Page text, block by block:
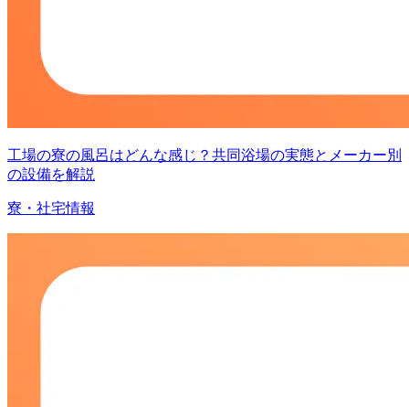
工場の寮の風呂はどんな感じ？共同浴場の実態とメーカー別
の設備を解説
寮・社宅情報